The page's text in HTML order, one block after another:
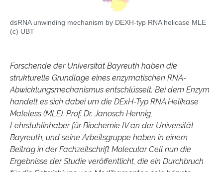
dsRNA unwinding mechanism by DEXH-typ RNA helicase MLE
(c) UBT
Forschende der Universität Bayreuth haben die
strukturelle Grundlage eines enzymatischen RNA-
Abwicklungsmechanismus entschlüsselt. Bei dem Enzym
handelt es sich dabei um die DExH-Typ RNA Helikase
Maleless (MLE). Prof. Dr. Janosch Hennig,
Lehrstuhlinhaber für Biochemie IV an der Universität
Bayreuth, und seine Arbeitsgruppe haben in einem
Beitrag in der Fachzeitschrift Molecular Cell nun die
Ergebnisse der Studie veröffentlicht, die ein Durchbruch